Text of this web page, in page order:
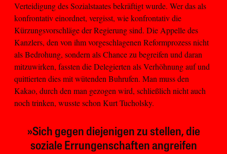
Verteidigung des Sozialstaates bekräftigt wurde. Wer das als
konfrontativ einordnet, vergisst, wie konfrontativ die
Kürzungsvorschläge der Regierung sind. Die Appelle des
Kanzlers, den von ihm vorgeschlagenen Reformprozess nicht
als Bedrohung, sondern als Chance zu begreifen und daran
mitzuwirken, fassten die Delegierten als Verhöhnung auf und
quittierten dies mit wütenden Buhrufen. Man muss den
Kakao, durch den man gezogen wird, schließlich nicht auch
noch trinken, wusste schon Kurt Tucholsky.
»Sich gegen diejenigen zu stellen, die
soziale Errungenschaften angreifen